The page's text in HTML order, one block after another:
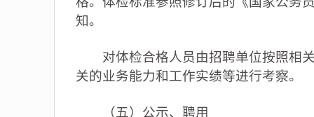
知。
对体检合格人员由招聘单位按照相关
关的业务能力和工作实绩等进行考察。
（五）公示、聘用